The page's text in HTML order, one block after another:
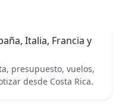
Italia, Francia y
presupuesto, vuelos,
desde Costa Rica.